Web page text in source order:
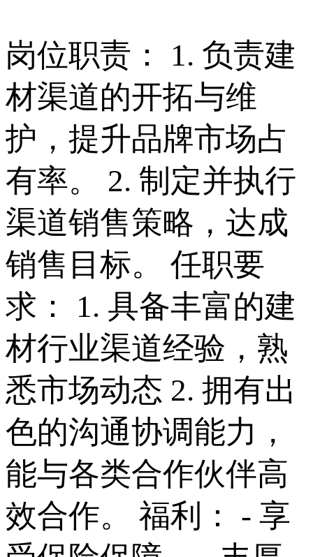
岗位职责： 1. 负责建
材渠道的开拓与维
护，提升品牌市场占
有率。 2. 制定并执行
渠道销售策略，达成
销售目标。 任职要
求： 1. 具备丰富的建
材行业渠道经验，熟
悉市场动态 2. 拥有出
色的沟通协调能力，
能与各类合作伙伴高
效合作。 福利： - 享